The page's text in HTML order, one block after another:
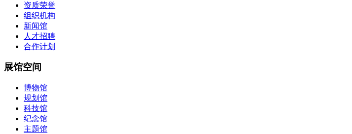
资质荣誉
组织机构
新闻馆
人才招聘
合作计划
展馆空间
博物馆
规划馆
科技馆
纪念馆
主题馆